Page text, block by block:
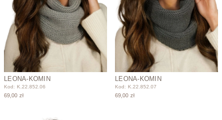
LEONA-KOMIN
Kod: K.22.852.06
69,00 zł
LEONA-KOMIN
Kod: K.22.852.07
69,00 zł